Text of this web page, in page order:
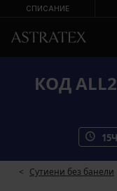
СПИСАНИЕ
КОД
15Ч
Сутиени без банели